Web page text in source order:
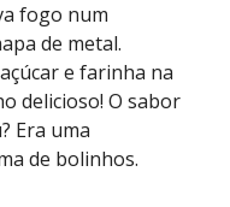
fogo num
de metal.
e farinha na
delicioso! O sabor
Era uma
de bolinhos.